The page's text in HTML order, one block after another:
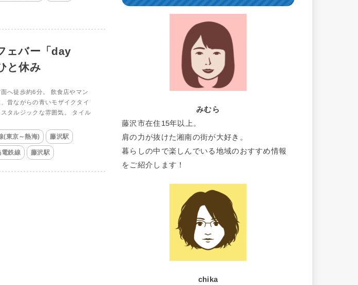
ェバー「day
と休み
へ徒歩約6分。 飲食店やマン
昔ながらの青いモザイクタイ
タルジックな雰囲気。 タイル
(東京～熱海) 藤沢駅
電鉄線 藤沢駅
みむら
藤沢市在住15年以上。
肩の力が抜けた湘南の街が大好き。
暮らしの中で楽しんでいる地域のおすすめ情報
をご紹介します！
chika